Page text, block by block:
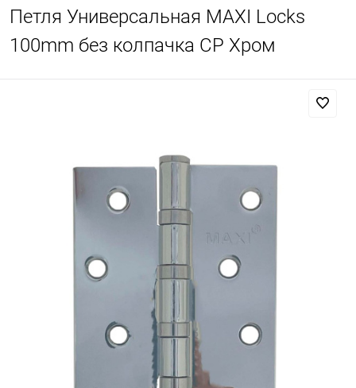
Петля Универсальная MAXI Locks
100mm без колпачка CP Хром